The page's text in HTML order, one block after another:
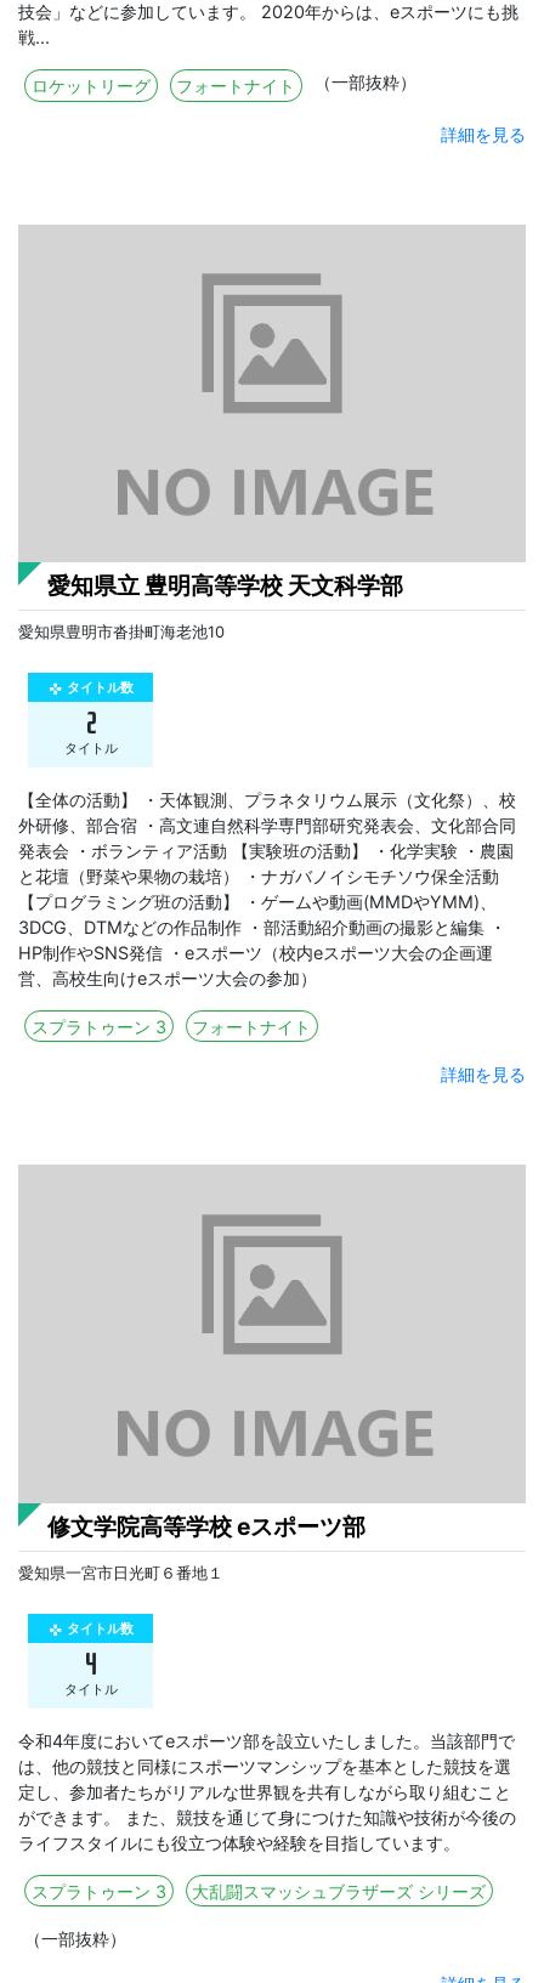
技会」などに参加しています。 2020年からは、eスポーツにも挑
戦...
ロケットリーグ フォートナイト （一部抜粋）
詳細を見る
愛知県立 豊明高等学校 天文科学部
愛知県豊明市沓掛町海老池10
gamepad タイトル数
2
タイトル
【全体の活動】 ・天体観測、プラネタリウム展示（文化祭）、校
外研修、部合宿 ・高文連自然科学専門部研究発表会、文化部合同
発表会 ・ボランティア活動 【実験班の活動】 ・化学実験 ・農園
と花壇（野菜や果物の栽培） ・ナガバノイシモチソウ保全活動
【プログラミング班の活動】 ・ゲームや動画(MMDやYMM)、
3DCG、DTMなどの作品制作 ・部活動紹介動画の撮影と編集 ・
HP制作やSNS発信 ・eスポーツ（校内eスポーツ大会の企画運
営、高校生向けeスポーツ大会の参加）
スプラトゥーン 3 フォートナイト
詳細を見る
修文学院高等学校 eスポーツ部
愛知県一宮市日光町６番地１
gamepad タイトル数
4
タイトル
令和4年度においてeスポーツ部を設立いたしました。当該部門で
は、他の競技と同様にスポーツマンシップを基本とした競技を選
定し、参加者たちがリアルな世界観を共有しながら取り組むこと
ができます。 また、競技を通じて身につけた知識や技術が今後の
ライフスタイルにも役立つ体験や経験を目指しています。
スプラトゥーン 3 大乱闘スマッシュブラザーズ シリーズ
（一部抜粋）